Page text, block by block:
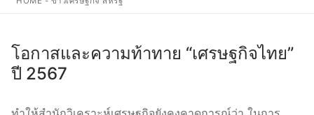
โอกาสและความท้าทาย “เศรษฐกิจไทย”
ปี 2567